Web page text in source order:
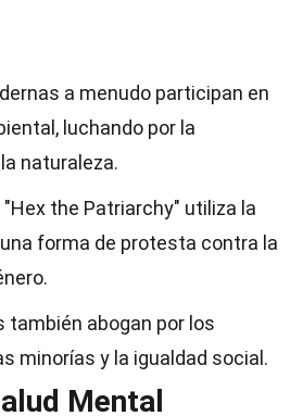
a menudo participan en
luchando por la
naturaleza.
the Patriarchy" utiliza la
forma de protesta contra la
también abogan por los
minorías y la igualdad social.
Mental